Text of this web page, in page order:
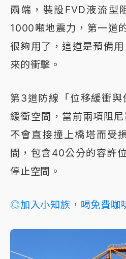
兩端，裝設FVD液流型
1000噸地震力，第一道
很夠用了，這道是預備
來的衝擊。
第3道防線「位移緩衝
緩衝空間，當前兩項阻
不會直接撞上橋塔而受
間，包含40公分的容許
停止空間。
◎加入小知族，喝免費咖